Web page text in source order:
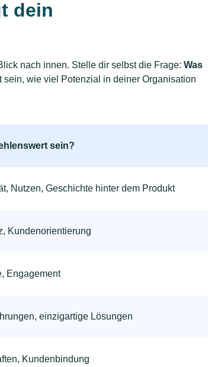
dein
nach innen. Stelle dir selbst die Frage: Was
sein, wie viel Potenzial in deiner Organisation
sein?
Nutzen, Geschichte hinter dem Produkt
Kundenorientierung
Engagement
einzigartige Lösungen
Kundenbindung